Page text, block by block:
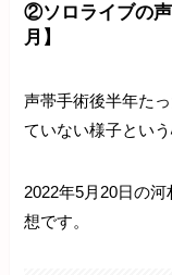
②ソロライブの
月】
声帯手術後半年た
ていない様子とい
2022年5月20日の
想です。